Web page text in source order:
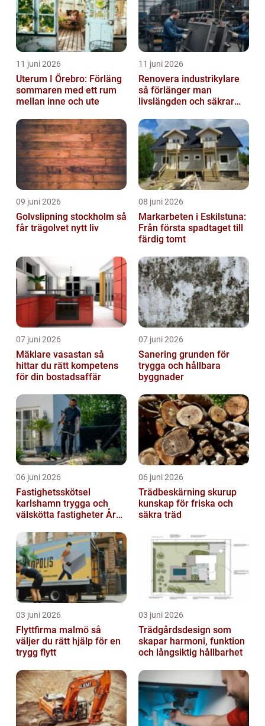
11 juni 2026
Uterum I Örebro: Förläng
sommaren med ett rum
mellan inne och ute
11 juni 2026
Renovera industrikylare
så förlänger man
livslängden och säkrar
09 juni 2026
Golvslipning stockholm så
får trägolvet nytt liv
08 juni 2026
Markarbeten i Eskilstuna:
Från första spadtaget till
färdig tomt
07 juni 2026
Mäklare vasastan så
hittar du rätt kompetens
för din bostadsaffär
07 juni 2026
Sanering grunden för
trygga och hållbara
byggnader
06 juni 2026
Fastighetsskötsel
karlshamn trygga och
välskötta fastigheter Året
06 juni 2026
Trädbeskärning skurup
kunskap för friska och
säkra träd
03 juni 2026
Flyttfirma malmö så
väljer du rätt hjälp för en
trygg flytt
03 juni 2026
Trädgårdsdesign som
skapar harmoni, funktion
och långsiktig hållbarhet